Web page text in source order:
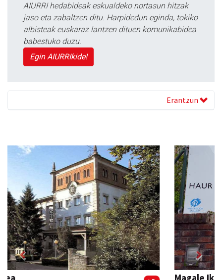
AIURRI hedabideak eskualdeko nortasun hitzak
jaso eta zabaltzen ditu. Harpidedun eginda, tokiko
albisteak euskaraz lantzen dituen komunikabidea
babestuko duzu.
Egin AIURRIkide!
Erantzun
Previous Next